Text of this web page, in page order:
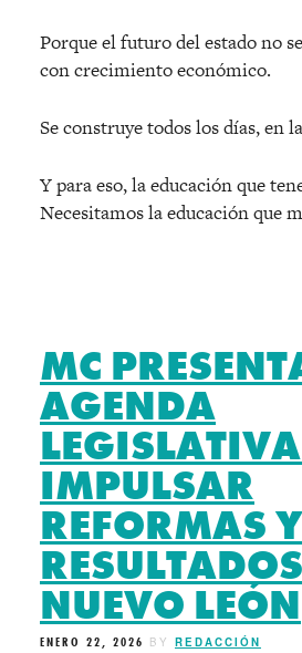
Porque el futuro del estado no
con crecimiento económico.
Se construye todos los días, en
Y para eso, la educación que
Necesitamos la educación que
MC
AGENDA
IMPULSAR
REFORMAS Y
NUEVO LEÓN
ENERO 22, 2026 BY REDACCIÓN